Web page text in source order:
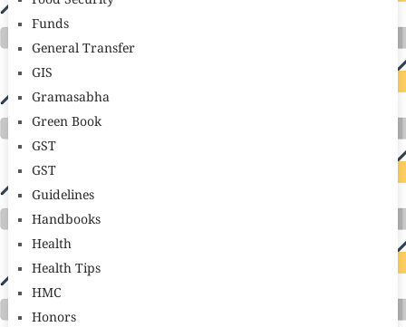
Funds
General Transfer
GIS
Gramasabha
Green Book
GST
GST
Guidelines
Handbooks
Health
Health Tips
HMC
Honors